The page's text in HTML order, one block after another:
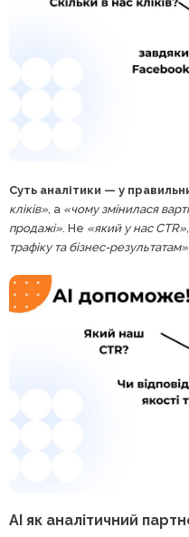
Суть аналітики — у
кліків», а «чому змінилася
продажі». Не «який у нас
трафіку та бізнес-результатам».
AI як аналітичний